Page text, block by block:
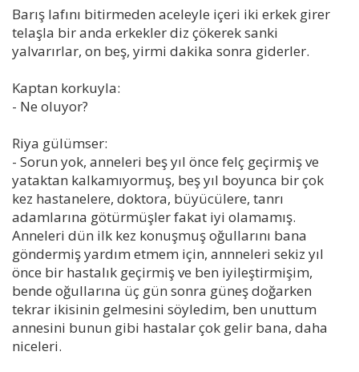
Barış lafını bitirmeden aceleyle içeri iki erkek girer
telaşla bir anda erkekler diz çökerek sanki
yalvarırlar, on beş, yirmi dakika sonra giderler.
Kaptan korkuyla:
- Ne oluyor?
Riya gülümser:
- Sorun yok, anneleri beş yıl önce felç geçirmiş ve
yataktan kalkamıyormuş, beş yıl boyunca bir çok
kez hastanelere, doktora, büyücülere, tanrı
adamlarına götürmüşler fakat iyi olamamış.
Anneleri dün ilk kez konuşmuş oğullarını bana
göndermiş yardım etmem için, annneleri sekiz yıl
önce bir hastalık geçirmiş ve ben iyileştirmişim,
bende oğullarına üç gün sonra güneş doğarken
tekrar ikisinin gelmesini söyledim, ben unuttum
annesini bunun gibi hastalar çok gelir bana, daha
niceleri.